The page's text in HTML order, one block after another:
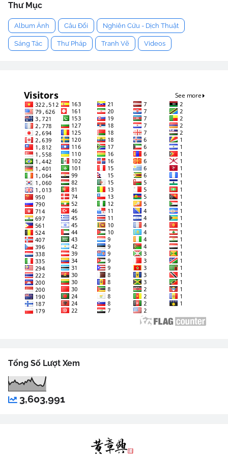
Thư Mục
Album Ảnh Câu Đối Nghiên Cứu - Dịch Thuật
Sáng Tác Thư Pháp Tranh Vẽ Videos
Tổng Số Lượt Xem
3,603,991